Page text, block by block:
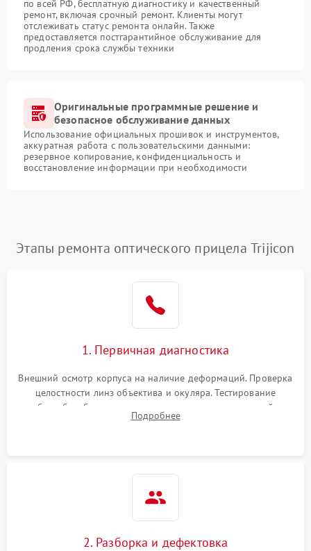
по всей РФ, бесплатную диагностику и качественный
ремонт, включая срочный ремонт. Клиенты могут
отслеживать статус ремонта онлайн. Также
предоставляется постгарантийное обслуживание для
продления срока службы техники
Оригинальные программные решение и
безопасное обслуживание данных
Использование официальных прошивок и инструментов,
аккуратная работа с пользовательскими данными:
резервное копирование, конфиденциальность и
восстановление информации при необходимости
Этапы ремонта оптического прицела Trijicon
1. Первичная диагностика
Внешний осмотр корпуса на наличие деформаций. Проверка
целостности линз объектива и окуляра. Тестирование
работы барабанчиков ввода поправок, кольца отстройки
параллакса и зума. Выявление сколов, внутренних
Подробнее
2. Разборка и дефектовка